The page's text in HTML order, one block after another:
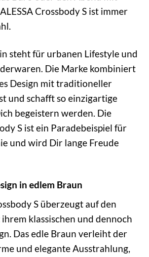
Crossbody S ist immer
steht für urbanen Lifestyle und
Die Marke kombiniert
Design mit traditioneller
und schafft so einzigartige
begeistern werden. Die
S ist ein Paradebeispiel für
und wird Dir lange Freude
in edlem Braun
S überzeugt auf den
klassischen und dennoch
Das edle Braun verleiht der
und elegante Ausstrahlung,